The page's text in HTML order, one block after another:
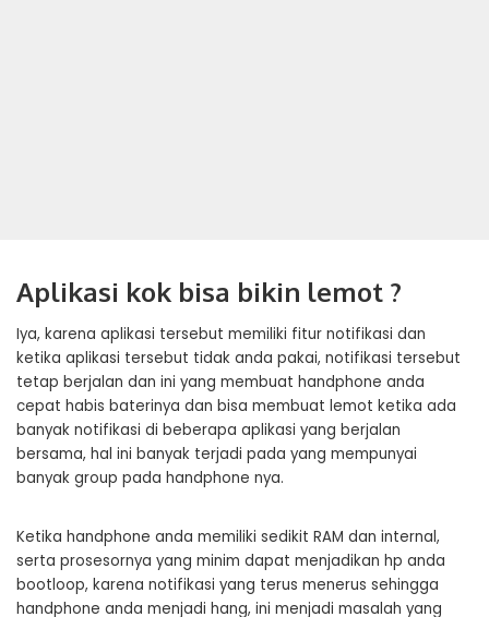
Aplikasi kok bisa bikin lemot ?
Iya, karena aplikasi tersebut memiliki fitur notifikasi dan
ketika aplikasi tersebut tidak anda pakai, notifikasi tersebut
tetap berjalan dan ini yang membuat handphone anda
cepat habis baterinya dan bisa membuat lemot ketika ada
banyak notifikasi di beberapa aplikasi yang berjalan
bersama, hal ini banyak terjadi pada yang mempunyai
banyak group pada handphone nya.
Ketika handphone anda memiliki sedikit RAM dan internal,
serta prosesornya yang minim dapat menjadikan hp anda
bootloop, karena notifikasi yang terus menerus sehingga
handphone anda menjadi hang, ini menjadi masalah yang